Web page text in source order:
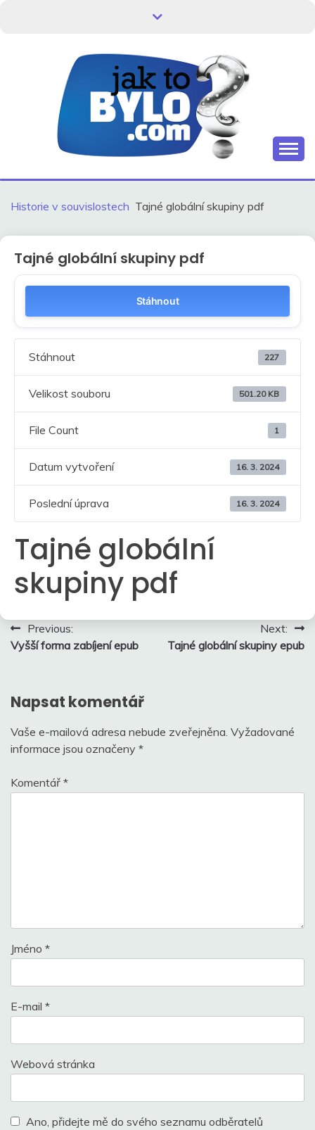
HISTORIE V
SOUVISLOSTECH
Historie v souvislostech Tajné globální skupiny pdf
Tajné globální skupiny pdf
Stáhnout
Stáhnout 227
Velikost souboru 501.20 KB
File Count 1
Datum vytvoření 16. 3. 2024
Poslední úprava 16. 3. 2024
Tajné globální
skupiny pdf
Navigace
pro
Previous:
Vyšší forma zabíjení epub
Next:
Tajné globální skupiny epub
Napsat komentář
Vaše e-mailová adresa nebude zveřejněna. Vyžadované
informace jsou označeny *
Komentář *
Jméno *
E-mail *
Webová stránka
Ano, přidejte mě do svého seznamu odběratelů